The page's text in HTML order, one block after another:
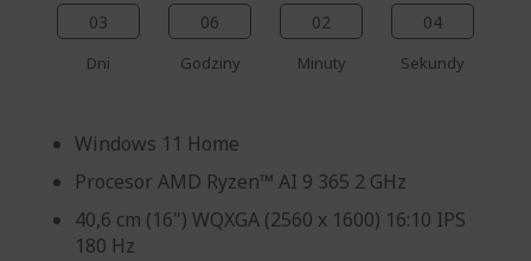
03
Dni
06
Godziny
02
Minuty
03
Sekundy
Windows 11 Home
Procesor AMD Ryzen™ AI 9 365 2 GHz
40,6 cm (16") WQXGA (2560 x 1600) 16:10 IPS
180 Hz